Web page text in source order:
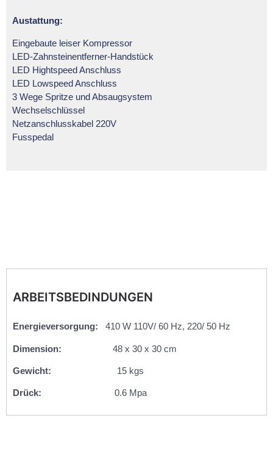
Austattung:
Eingebaute leiser Kompressor
LED-Zahnsteinentferner-Handstück
LED Hightspeed Anschluss
LED Lowspeed Anschluss
3 Wege Spritze und Absaugsystem
Wechselschlüssel
Netzanschlusskabel 220V
Fusspedal
ARBEITSBEDINDUNGEN
Energieversorgung: 410 W 110V/ 60 Hz, 220/ 50 Hz
Dimension: 48 x 30 x 30 cm
Gewicht: 15 kgs
Drück: 0.6 Mpa